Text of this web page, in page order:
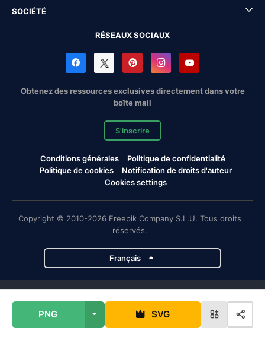
PNG SVG
SOCIÉTÉ
RÉSEAUX SOCIAUX
Obtenez des ressources exclusives directement dans votre
boîte mail
S'inscrire
Conditions générales
Politique de confidentialité
Politique de cookies
Notification de droits d'auteur
Cookies settings
Copyright © 2010-2026 Freepik Company S.L.U. Tous droits
réservés.
Français